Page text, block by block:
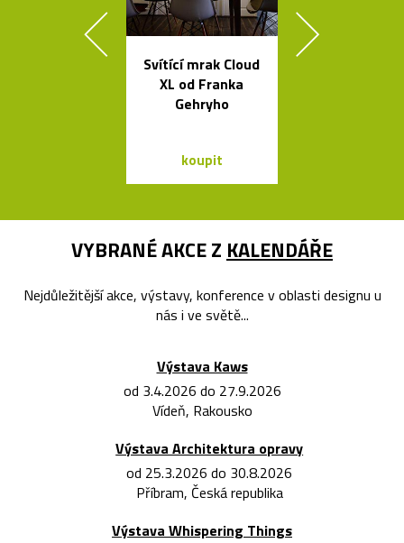
Svítící mrak Cloud
XL od Franka
Gehryho
koupit
VYBRANÉ AKCE Z KALENDÁŘE
Nejdůležitější akce, výstavy, konference v oblasti designu u
nás i ve světě...
Výstava Kaws
od 3.4.2026 do 27.9.2026
Vídeň, Rakousko
Výstava Architektura opravy
od 25.3.2026 do 30.8.2026
Příbram, Česká republika
Výstava Whispering Things